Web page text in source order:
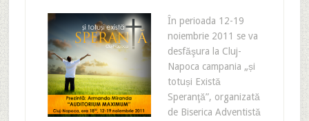
În perioada 12-19
noiembrie 2011 se va
desfăşura la Cluj-
Napoca campania „și
totuși Există
Speranţă”, organizată
de Biserica Adventistă